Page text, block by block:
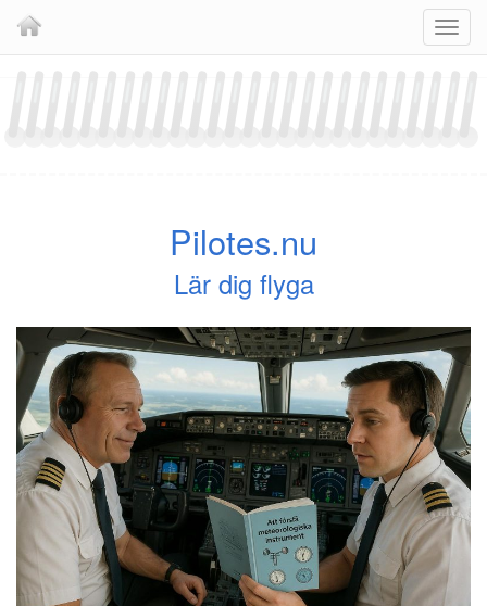
content
Pilotes.nu
Lär dig flyga